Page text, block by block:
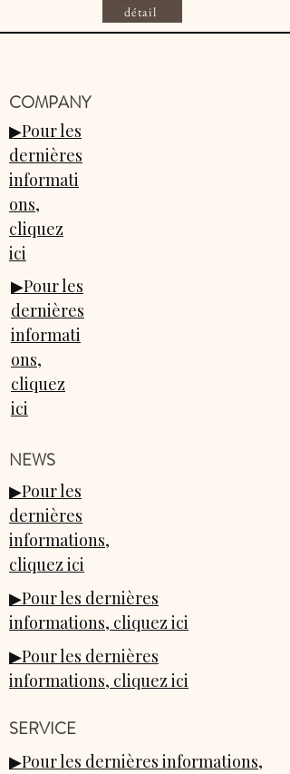
détail
​COMPANY
▶Pour les
dernières
informati
ons,
cliquez
ici
▶Pour les
dernières
informati
ons,
cliquez
ici
NEWS
▶Pour les
dernières
informations,
cliquez ici
▶Pour les dernières
informations, cliquez ici
▶Pour les dernières
informations, cliquez ici
​SERVICE
▶Pour les dernières informations,